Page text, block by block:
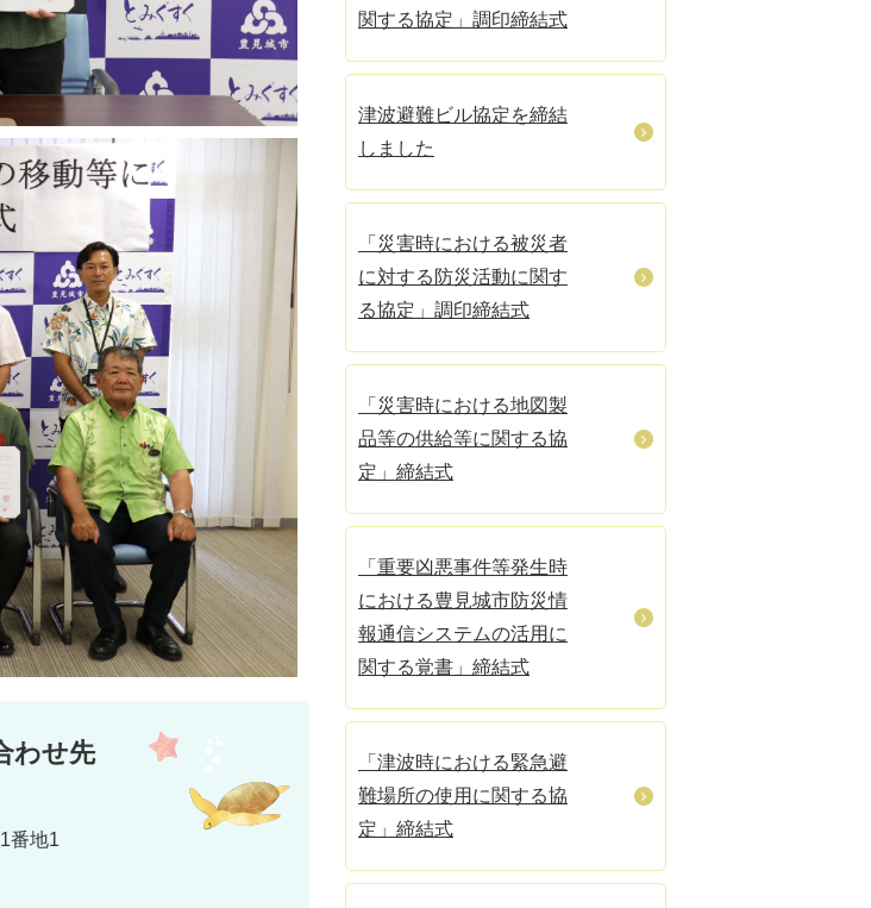
わせ先
番地1
関する協定」調印締結式
津波避難ビル協定を締結
しました
「災害時における被災者
に対する防災活動に関す
る協定」調印締結式
「災害時における地図製
品等の供給等に関する協
定」締結式
「重要凶悪事件等発生時
における豊見城市防災情
報通信システムの活用に
関する覚書」締結式
「津波時における緊急避
難場所の使用に関する協
定」締結式